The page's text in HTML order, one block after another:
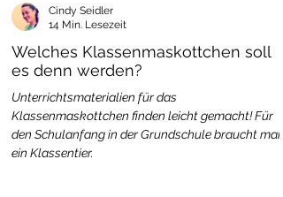
Welches Klassenmaskottchen soll
es denn werden?
Unterrichtsmaterialien für das
Klassenmaskottchen finden leicht gemacht! Für
den Schulanfang in der Grundschule braucht man
ein Klassentier.
Cindy Seidler
14 Min. Lesezeit